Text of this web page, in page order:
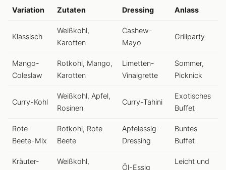
Variation Zutaten Dressing Anlass
Klassisch
Weißkohl,
Karotten
Cashew-
Mayo
Grillparty
Mango-
Coleslaw
Rotkohl, Mango,
Karotten
Limetten-
Vinaigrette
Sommer,
Picknick
Curry-Kohl
Weißkohl, Apfel,
Rosinen
Curry-Tahini
Exotisches
Buffet
Rote-
Beete-Mix
Rotkohl, Rote
Beete
Apfelessig-
Dressing
Buntes
Buffet
Kräuter-
Weißkohl,
Öl-Essig
Leicht und